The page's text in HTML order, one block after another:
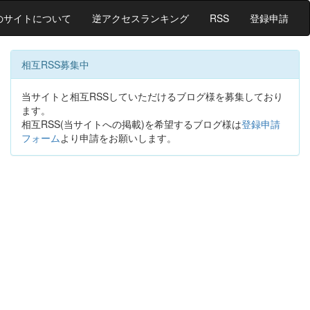
サイトについて 逆アクセスランキング RSS 登録申請
相互RSS募集中
当サイトと相互RSSしていただけるブログ様を募集しており
ます。
相互RSS(当サイトへの掲載)を希望するブログ様は登録申請
フォームより申請をお願いします。